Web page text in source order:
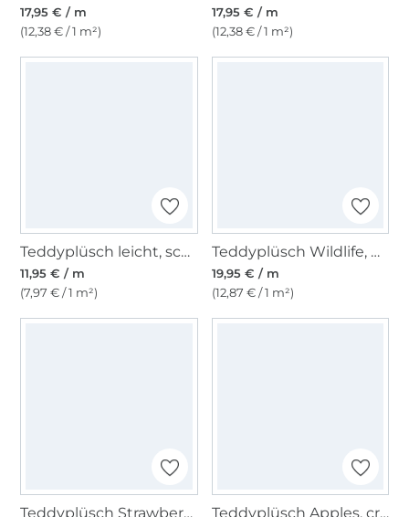
17,95 € / m
(12,38 € / 1 m²)
17,95 € / m
(12,38 € / 1 m²)
Teddyplüsch leicht, schwarz
11,95 € / m
(7,97 € / 1 m²)
Teddyplüsch Wildlife, beige
19,95 € / m
(12,87 € / 1 m²)
Teddyplüsch Strawberry, beige Teddyplüsch Apples, creme